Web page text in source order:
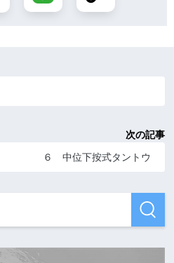
次の記事
６ 中位下按式タントウ